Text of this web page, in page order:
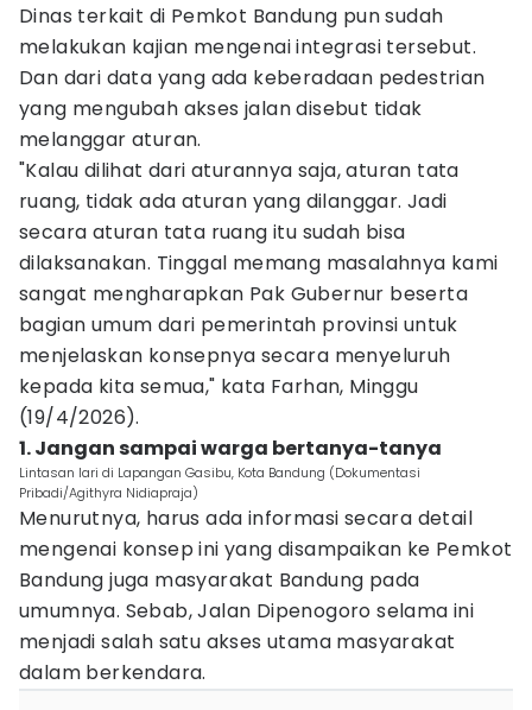
Dinas terkait di Pemkot Bandung pun sudah
melakukan kajian mengenai integrasi tersebut.
Dan dari data yang ada keberadaan pedestrian
yang mengubah akses jalan disebut tidak
melanggar aturan.
"Kalau dilihat dari aturannya saja, aturan tata
ruang, tidak ada aturan yang dilanggar. Jadi
secara aturan tata ruang itu sudah bisa
dilaksanakan. Tinggal memang masalahnya kami
sangat mengharapkan Pak Gubernur beserta
bagian umum dari pemerintah provinsi untuk
menjelaskan konsepnya secara menyeluruh
kepada kita semua," kata Farhan, Minggu
(19/4/2026).
1. Jangan sampai warga bertanya-tanya
Lintasan lari di Lapangan Gasibu, Kota Bandung (Dokumentasi
Pribadi/Agithyra Nidiapraja)
Menurutnya, harus ada informasi secara detail
mengenai konsep ini yang disampaikan ke Pemkot
Bandung juga masyarakat Bandung pada
umumnya. Sebab, Jalan Dipenogoro selama ini
menjadi salah satu akses utama masyarakat
dalam berkendara.